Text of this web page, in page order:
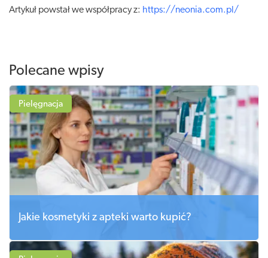
Artykuł powstał we współpracy z: https://neonia.com.pl/
Polecane wpisy
Pielęgnacja
Jakie kosmetyki z apteki warto kupić?